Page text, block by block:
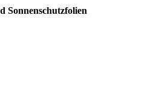
Sonnenschutzfolien